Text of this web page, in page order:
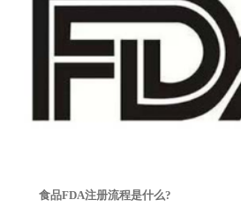
食品FDA注册流程是什么?